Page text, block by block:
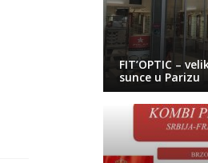
FIT’OPTIC –
sunce u Parizu